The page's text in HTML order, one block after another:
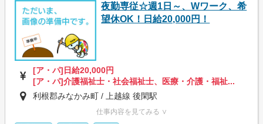
夜勤専従☆週1日～、Wワーク、希
望休OK！日給20,000円！
[ア・パ]日給20,000円
[ア・パ]介護福祉士・社会福祉士、医療・介護・福祉...
利根郡みなかみ町 / 上越線 後閑駅
仕事内容を見てみる ∨